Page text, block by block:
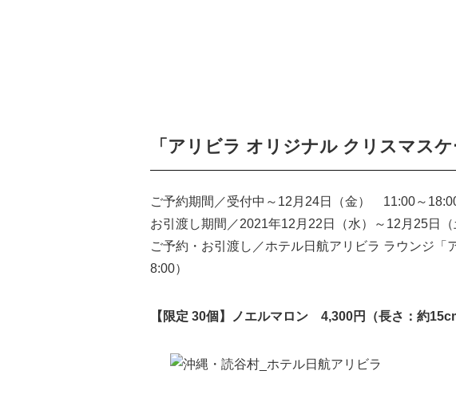
「アリビラ オリジナル クリスマス
ご予約期間／受付中～12月24日（金） 11:00～
お引渡し期間／2021年12月22日（水）～12月25日
ご予約・お引渡し／ホテル日航アリビラ ラウンジ
8:00）
【限定 30個】ノエルマロン 4,300円（長さ：約